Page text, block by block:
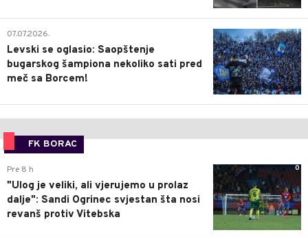
1
07.07.2026.
Levski se oglasio: Saopštenje
bugarskog šampiona nekoliko sati pred
meč sa Borcem!
FK BORAC
0
Pre 8 h
"Ulog je veliki, ali vjerujemo u prolaz
dalje": Sandi Ogrinec svjestan šta nosi
revanš protiv Vitebska